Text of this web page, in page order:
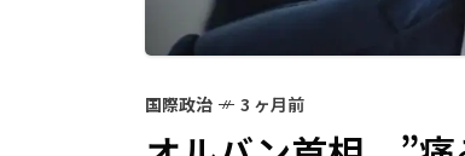
国際政治 3 ヶ月前